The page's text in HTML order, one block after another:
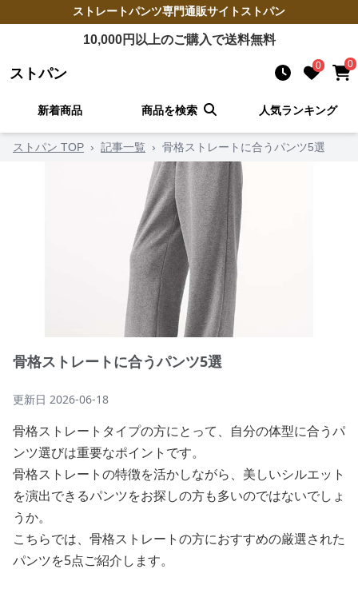
ストレートパンツ専門通販サイト ストパン
10,000円以上のご購入で送料無料
ストパン 0 0
新着商品 商品を検索 人気ランキング
ストパン TOP › 記事一覧 › 骨格ストレートに合うパンツ5選
骨格ストレートに合うパンツ5選
更新日 2026-06-18
骨格ストレートタイプの方にとって、自分の体型に合うパ
ンツ選びは重要なポイントです。
骨格ストレートの特徴を活かしながら、美しいシルエット
を演出できるパンツをお探しの方も多いのではないでしょ
うか。
こちらでは、骨格ストレートの方におすすめの厳選された
パンツを5点ご紹介します。